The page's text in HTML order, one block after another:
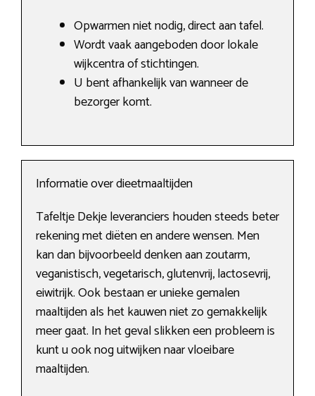
Opwarmen niet nodig, direct aan tafel.
Wordt vaak aangeboden door lokale
wijkcentra of stichtingen.
U bent afhankelijk van wanneer de
bezorger komt.
Informatie over dieetmaaltijden
Tafeltje Dekje leveranciers houden steeds beter
rekening met diëten en andere wensen. Men
kan dan bijvoorbeeld denken aan zoutarm,
veganistisch, vegetarisch, glutenvrij, lactosevrij,
eiwitrijk. Ook bestaan er unieke gemalen
maaltijden als het kauwen niet zo gemakkelijk
meer gaat. In het geval slikken een probleem is
kunt u ook nog uitwijken naar vloeibare
maaltijden.